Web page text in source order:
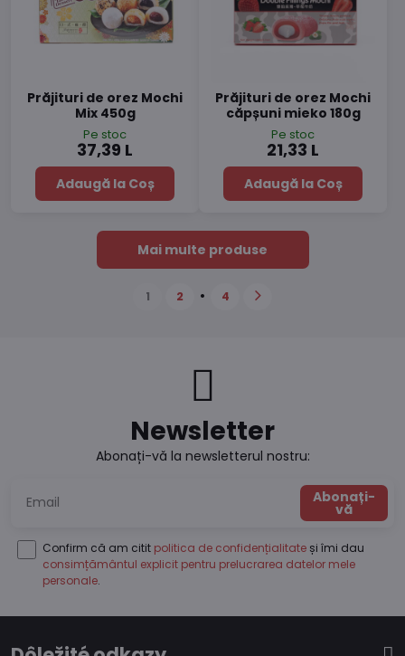
Prăjituri de orez Mochi
Mix 450g
Pe stoc
37,39 L
Adaugă la Coș
Prăjituri de orez Mochi
căpșuni mieko 180g
Pe stoc
21,33 L
Adaugă la Coș
Mai multe produse
1 2 4
Newsletter
Abonați-vă la newsletterul nostru:
Abonați-
vă
Confirm că am citit politica de confidențialitate și îmi dau
consimțământul explicit pentru prelucrarea datelor mele
personale.